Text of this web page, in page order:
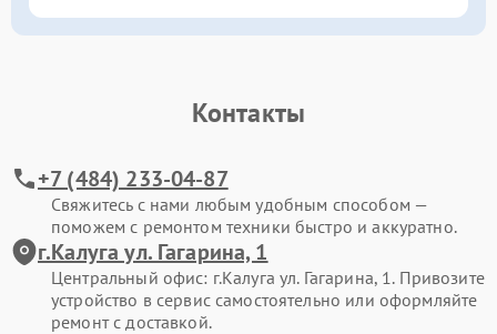
Контакты
+7 (484) 233-04-87
Свяжитесь с нами любым удобным способом —
поможем с ремонтом техники быстро и аккуратно.
г.Калуга ул. Гагарина, 1
Центральный офис: г.Калуга ул. Гагарина, 1. Привозите
устройство в сервис самостоятельно или оформляйте
ремонт с доставкой.